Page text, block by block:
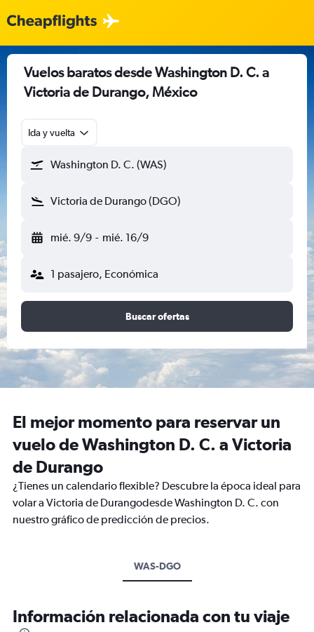
Vuelos baratos desde Washington D. C. a
Victoria de Durango, México
Ida y vuelta
Washington D. C. (WAS)
Victoria de Durango (DGO)
mié. 9/9 - mié. 16/9
1 pasajero, Económica
Buscar ofertas
El mejor momento para reservar un
vuelo de Washington D. C. a Victoria
de Durango
¿Tienes un calendario flexible? Descubre la época ideal para
volar a Victoria de Durangodesde Washington D. C. con
nuestro gráfico de predicción de precios.
WAS-DGO
Información relacionada con tu viaje